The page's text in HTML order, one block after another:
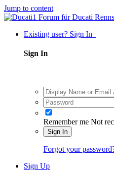
Jump to content
Existing user? Sign In
Sign In
Remember me Not
Sign In
Forgot your
Sign Up